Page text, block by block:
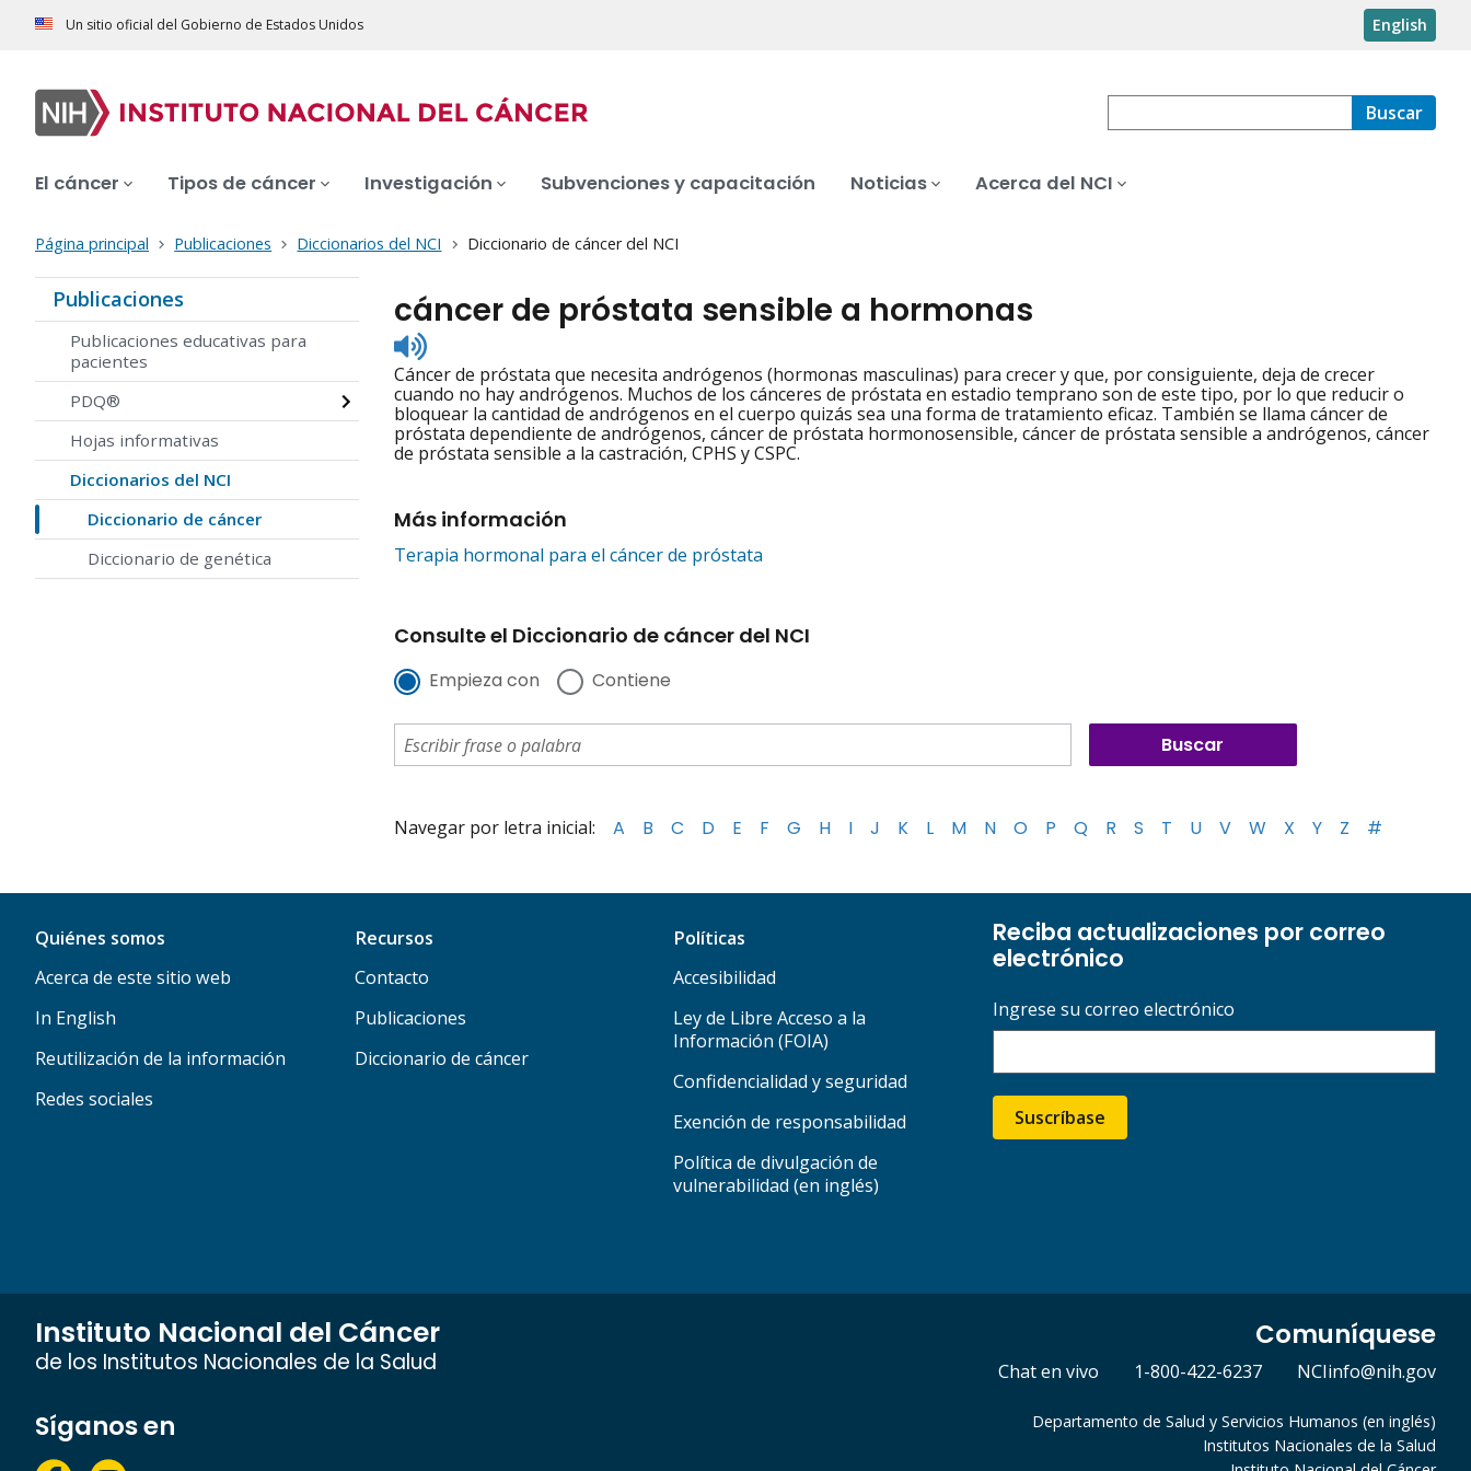
Un sitio oficial del Gobierno de Estados Unidos English
Buscar
El cáncer Tipos de cáncer Investigación Subvenciones y capacitación Noticias Acerca del NCI
Página principal Publicaciones Diccionarios del NCI Diccionario de cáncer del NCI
Publicaciones
Publicaciones educativas para
pacientes
PDQ®
Hojas informativas
Diccionarios del NCI
Diccionario de cáncer
Diccionario de genética
cáncer de próstata sensible a hormonas
Listen
to
pronunciation
Cáncer de próstata que necesita andrógenos (hormonas masculinas) para crecer y que, por consiguiente, deja de crecer
cuando no hay andrógenos. Muchos de los cánceres de próstata en estadio temprano son de este tipo, por lo que reducir o
bloquear la cantidad de andrógenos en el cuerpo quizás sea una forma de tratamiento eficaz. También se llama cáncer de
próstata dependiente de andrógenos, cáncer de próstata hormonosensible, cáncer de próstata sensible a andrógenos, cáncer
de próstata sensible a la castración, CPHS y CSPC.
Más información
Terapia hormonal para el cáncer de próstata
Consulte el Diccionario de cáncer del NCI
Empieza con Contiene
Navegar por letra inicial: A B C D E F G H I J K L M N O P Q R S T U V W X Y Z #
Quiénes somos
Acerca de este sitio web
In English
Reutilización de la información
Redes sociales
Recursos
Contacto
Publicaciones
Diccionario de cáncer
Políticas
Accesibilidad
Ley de Libre Acceso a la
Información (FOIA)
Confidencialidad y seguridad
Exención de responsabilidad
Política de divulgación de
vulnerabilidad (en inglés)
Reciba actualizaciones por correo
electrónico
Ingrese su correo electrónico
Suscríbase
Instituto Nacional del Cáncer
de los Institutos Nacionales de la Salud
Comuníquese
Chat en vivo 1-800-422-6237 NCIinfo@nih.gov
Síganos en
Departamento de Salud y Servicios Humanos (en inglés)
Institutos Nacionales de la Salud